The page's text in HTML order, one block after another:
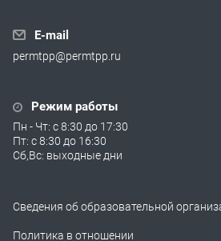
E-mail
permtpp@permtpp.ru
Режим работы
Пн - Чт: с 8:30 до 17:30
Пт: с 8:30 до 16:30
Сб,Вс: выходные дни
Сведения об образовательной
Политика в отношении